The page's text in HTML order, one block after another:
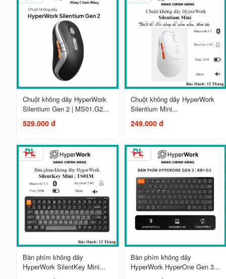
Chuột không dây HyperWork
Silentium Gen 2 | MS01.G2...
529.000 đ
Chuột không dây HyperWork
Silentium Mini...
249.000 đ
Bàn phím không dây
HyperWork SilentKey Mini...
Bàn phím không dây
HyperWork HyperOne Gen 3...